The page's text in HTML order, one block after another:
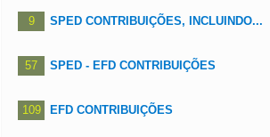
9 SPED CONTRIBUIÇÕES, INCLUINDO...
57 SPED - EFD CONTRIBUIÇÕES
109 EFD CONTRIBUIÇÕES